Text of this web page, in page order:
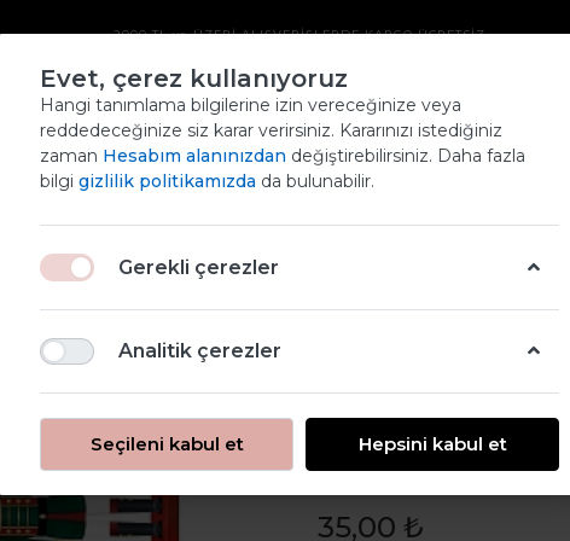
2000 TL ve ÜZERİ ALIŞVERİŞLERDE KARGO ÜCRETSİZ
YILBAŞI PIRINÇ
DEKOPAJ KAĞIDI
Yılbaşı Pirinç
35,00 ₺
Evet, çerez kullanıyoruz
Hangi tanımlama bilgilerine izin vereceğinize veya
reddedeceğinize siz karar verirsiniz. Kararınızı istediğiniz
zaman Hesabım alanınızdan değiştirebilirsiniz. Daha fazla
bilgi gizlilik politikamızda da bulunabilir.
Gerekli çerezler
Analitik çerezler
Seçileni kabul et Hepsini kabul et